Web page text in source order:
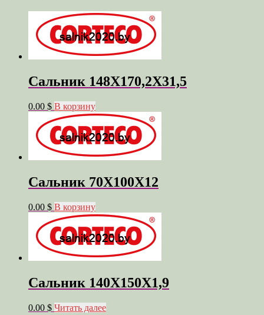
Сальник 148X170,2X31,5
0.00 $ В корзину
Сальник 70X100X12
0.00 $ В корзину
Сальник 140X150X1,9
0.00 $ Читать далее